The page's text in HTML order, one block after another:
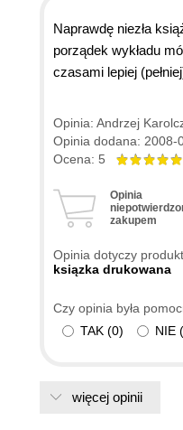
Naprawdę niezła
porządek wykładu
czasami lepiej
niektóre
wielu książek o
rękach, ta książka w
w problematykę
która miała już
relacyjnymi bazami
czytelnik miał pewną
pewnością szybciej i
zrozumieć działanie
Opinia: Andrzej
Opinia dodana: 2008-
Ocena: 5
Opinia
zakupem
Opinia dotyczy
ksiązka drukowana
Czy opinia była
TAK (0) NIE (
więcej opinii